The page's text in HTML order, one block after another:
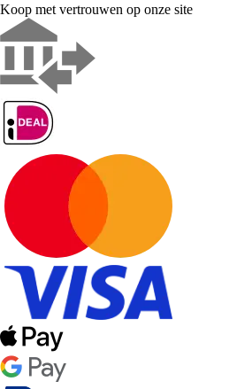
Koop met vertrouwen op onze site